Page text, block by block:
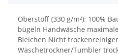
Oberstoff (330 g/m²): 100%
bügeln Handwäsche
Bleichen Nicht
Wäschetrockner/Tumbler